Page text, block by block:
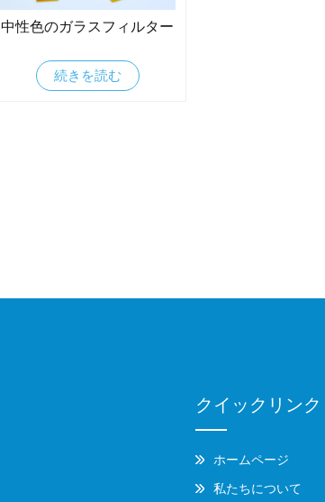
中性色のガラスフィルター
続きを読む
クイックリンク
ホームページ
私たちについて